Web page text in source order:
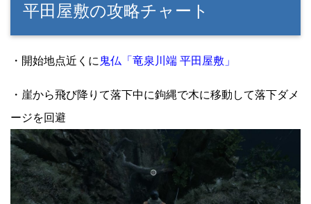
平田屋敷の攻略チャート
・開始地点近くに 鬼仏「竜泉川端 平田屋敷」
・崖から飛び降りて落下中に鉤縄で木に移動して落下ダメ
ージを回避